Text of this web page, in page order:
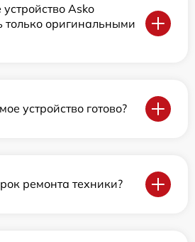
Asko
только оригинальными
устройство готово?
ремонта техники?